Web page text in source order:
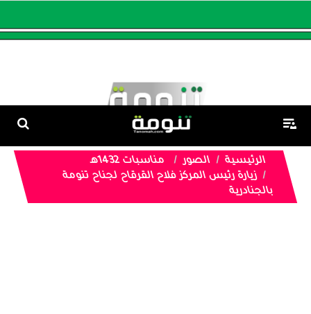
الرئيسية الصور
مناسبات 1432هـ
زيارة رئيس المركز فلاح القرقاح لجناح تنومة
بالجنادرية